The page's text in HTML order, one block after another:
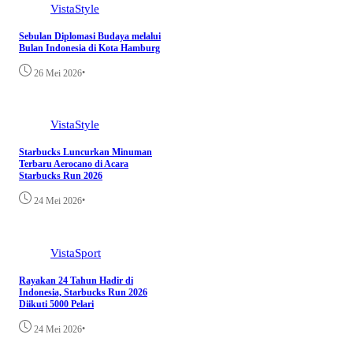
VistaStyle
Sebulan Diplomasi Budaya melalui
Bulan Indonesia di Kota Hamburg
26 Mei 2026•
VistaStyle
Starbucks Luncurkan Minuman
Terbaru Aerocano di Acara
Starbucks Run 2026
24 Mei 2026•
VistaSport
Rayakan 24 Tahun Hadir di
Indonesia, Starbucks Run 2026
Diikuti 5000 Pelari
24 Mei 2026•